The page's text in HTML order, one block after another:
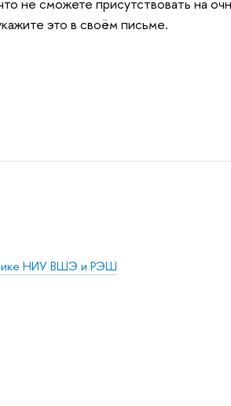
не сможете присутствовать на
это в своём письме.
НИУ ВШЭ и РЭШ